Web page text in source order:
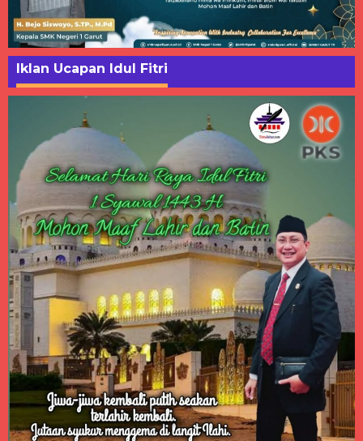
Iklan Ucapan Idul Fitri